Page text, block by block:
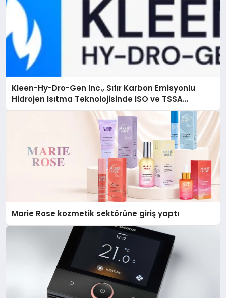
Kleen-Hy-Dro-Gen Inc., Sıfır Karbon Emisyonlu
Hidrojen Isıtma Teknolojisinde ISO ve TSSA
Düzenleyici Onaylarını Aldı
Marie Rose kozmetik sektörüne giriş yaptı